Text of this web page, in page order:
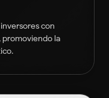
con
promoviendo la